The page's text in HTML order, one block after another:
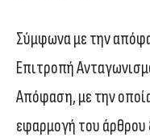
Σύμφωνα με την
Επιτροπή
Απόφαση, με την
εφαρμογή του